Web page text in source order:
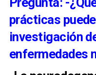
prácticas
investigación
enfermedades